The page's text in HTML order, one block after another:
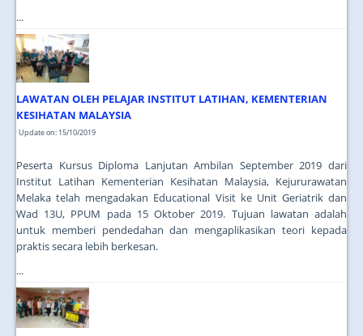
...
LAWATAN OLEH PELAJAR INSTITUT LATIHAN, KEMENTERIAN
KESIHATAN MALAYSIA
Update on: 15/10/2019
Peserta Kursus Diploma Lanjutan Ambilan September 2019 dari
Institut Latihan Kementerian Kesihatan Malaysia, Kejururawatan
Melaka telah mengadakan Educational Visit ke Unit Geriatrik dan
Wad 13U, PPUM pada 15 Oktober 2019. Tujuan lawatan adalah
untuk memberi pendedahan dan mengaplikasikan teori kepada
praktis secara lebih berkesan.
...